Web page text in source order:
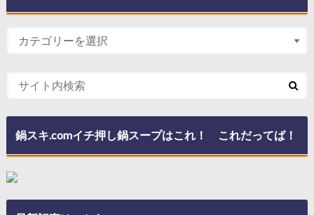
鍋スキ.comイチ押し鍋スープはこれ！ これだってば！